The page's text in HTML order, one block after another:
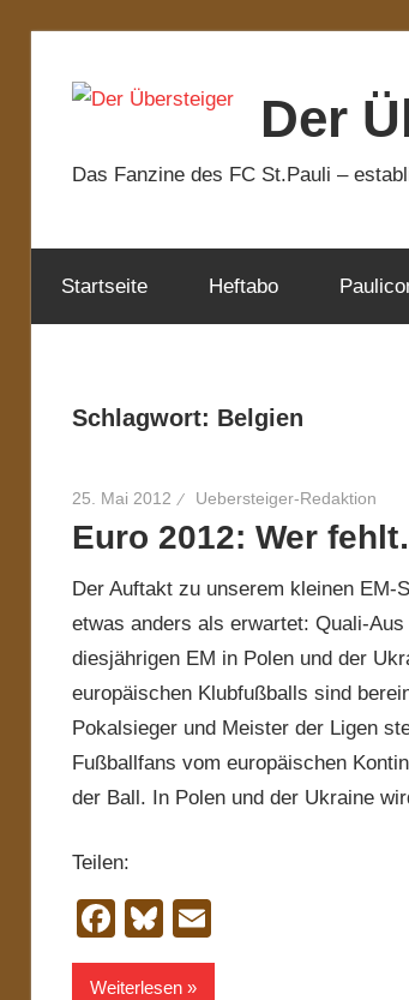
Inhalt
Der
Das Fanzine des FC St.Pauli –
Startseite Heftabo
Schlagwort: Belgien
25. Mai 2012 Uebersteiger-Redaktion
Euro 2012: Wer
Der Auftakt zu unserem kleinen EM-
etwas anders als erwartet: Quali-
diesjährigen EM in Polen und der
europäischen Klubfußballs sind
Pokalsieger und Meister der Ligen
Fußballfans vom europäischen
der Ball. In Polen und der Ukraine
Teilen:
Facebook
Bluesky
Weiterlesen